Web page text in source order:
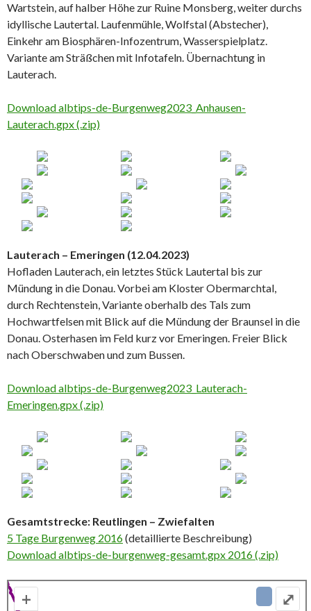
Wartstein, auf halber Höhe zur Ruine Monsberg, weiter durchs
idyllische Lautertal. Laufenmühle, Wolfstal (Abstecher),
Einkehr am Biosphären-Infozentrum, Wasserspielplatz.
Variante am Sträßchen mit Infotafeln. Übernachtung in
Lauterach.
Download albtips-de-Burgenweg2023_Anhausen-
Lauterach.gpx (.zip)
Lauterach – Emeringen (12.04.2023)
Hofladen Lauterach, ein letztes Stück Lautertal bis zur
Mündung in die Donau. Vorbei am Kloster Obermarchtal,
durch Rechtenstein, Variante oberhalb des Tals zum
Hochwartfelsen mit Blick auf die Mündung der Braunsel in die
Donau. Osterhasen im Feld kurz vor Emeringen. Freier Blick
nach Oberschwaben und zum Bussen.
Download albtips-de-Burgenweg2023_Lauterach-
Emeringen.gpx (.zip)
Gesamtstrecke: Reutlingen – Zwiefalten
5 Tage Burgenweg 2016(detaillierte Beschreibung)
Download albtips-de-burgenweg-gesamt.gpx 2016 (.zip)
+
⤢